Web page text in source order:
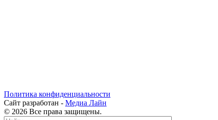
Политика конфиденциальности
Сайт разработан - Медиа Лайн
© 2026 Все права защищены.